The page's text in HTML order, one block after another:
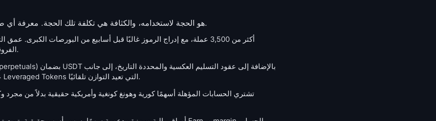
كتالوج Gate هو الحجة لاستخدامه، والكثافة هي تكلفة تلك الحجة. معرفة أي طبقة تفعل ماذا يهم هنا أكثر من أي منصة مماثلة.
الفروقات بسرعة في ذيل العملات ذات القيمة السوقية الصغيرة.
الخيارات العادية (vanilla options) على الطراز الأوروبي و Leveraged Tokens التي تعيد التوازن تلقائيًا.